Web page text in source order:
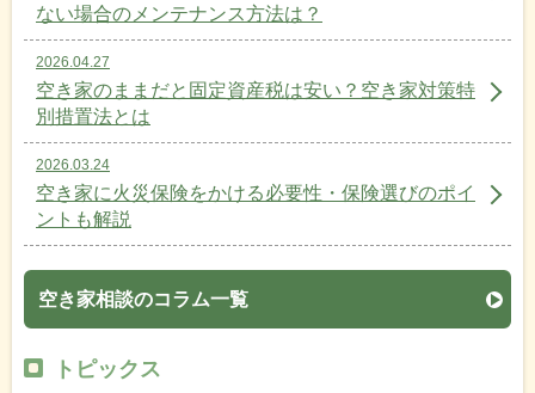
ない場合のメンテナンス方法は？
2026.04.27
空き家のままだと固定資産税は安い？空き家対策特
別措置法とは
2026.03.24
空き家に火災保険をかける必要性・保険選びのポイ
ントも解説
空き家相談のコラム一覧
トピックス